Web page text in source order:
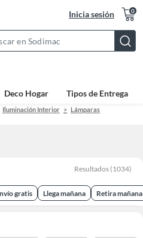
Inicia sesión 0
Bar
Deco Hogar Tipos de Entrega
Iluminación Interior
Lámparas
Resultados (1034)
gratis Llega mañana Retira mañana